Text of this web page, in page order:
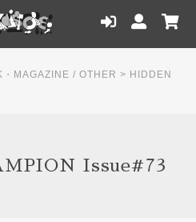
・MAGAZINE / OTHER > HIDDEN
Issue#73